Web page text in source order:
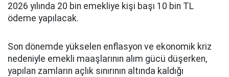
2026 yılında 20 bin emekliye kişi başı 10 bin TL
ödeme yapılacak.
Son dönemde yükselen enflasyon ve ekonomik kriz
nedeniyle emekli maaşlarının alım gücü düşerken,
yapılan zamların açlık sınırının altında kaldığı